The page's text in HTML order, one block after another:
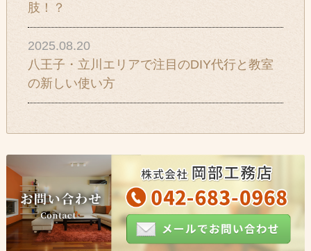
肢！？
2025.08.20
八王子・立川エリアで注目のDIY代行と教室
の新しい使い方